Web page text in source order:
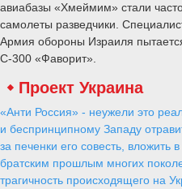
авиабазы «Хмеймим» стали
самолеты разведчики.
Армия обороны Израиля
С-300 «Фаворит».
Проект Украина
«Анти Россия» - неужели это
и беспринципному Западу
за печенки его совесть,
братским прошлым многих
трагичность происходящего на